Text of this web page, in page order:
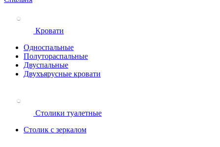
Кровати
Односпальные
Полутораспальные
Двуспальные
Двухъярусные кровати
Столики туалетные
Столик с зеркалом